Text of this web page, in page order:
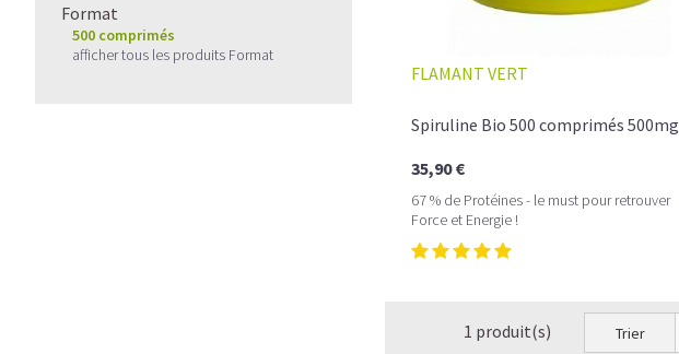
Format
500 comprimés
afficher tous les produits Format
FLAMANT VERT
Spiruline Bio 500 comprimés 500mg
35,90 €
67 % de Protéines - le must pour retrouver
Force et Energie !
1 produit(s) Trier